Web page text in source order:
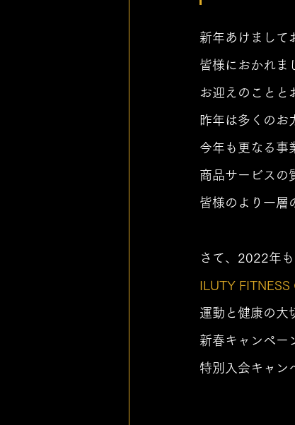
新年あけまして
皆様におかれま
お迎えのことと
昨年は多くのお
今年も更なる事
商品サービスの
皆様のより一層
さて、2022年
ILUTY FITNESS
運動と健康の大
新春キャンペー
特別入会キャン